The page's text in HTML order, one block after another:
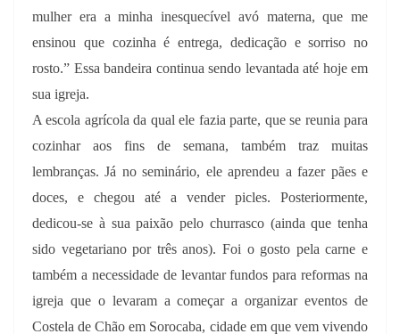
mulher era a minha inesquecível avó materna, que me
ensinou que cozinha é entrega, dedicação e sorriso no
rosto.” Essa bandeira continua sendo levantada até hoje em
sua igreja.
A escola agrícola da qual ele fazia parte, que se reunia para
cozinhar aos fins de semana, também traz muitas
lembranças. Já no seminário, ele aprendeu a fazer pães e
doces, e chegou até a vender picles. Posteriormente,
dedicou-se à sua paixão pelo churrasco (ainda que tenha
sido vegetariano por três anos). Foi o gosto pela carne e
também a necessidade de levantar fundos para reformas na
igreja que o levaram a começar a organizar eventos de
Costela de Chão em Sorocaba, cidade em que vem vivendo